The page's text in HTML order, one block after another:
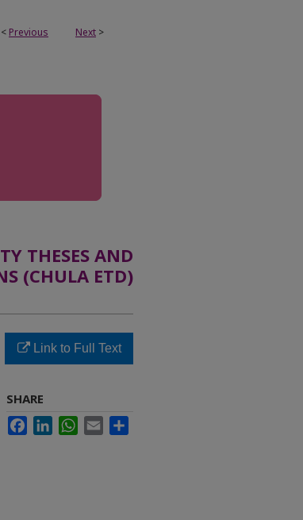
< Previous Next >
THESES AND
(CHULA ETD)
Link to Full Text
SHARE
FacebookLinkedInWhatsApp
Email